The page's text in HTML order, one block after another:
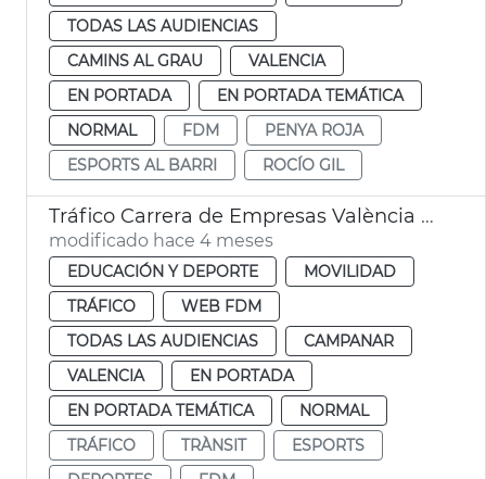
TODAS LAS AUDIENCIAS
CAMINS AL GRAU
VALENCIA
EN PORTADA
EN PORTADA TEMÁTICA
NORMAL
FDM
PENYA ROJA
ESPORTS AL BARRI
ROCÍO GIL
Tráfico Carrera de Empresas València 2026
modificado hace 4 meses
EDUCACIÓN Y DEPORTE
MOVILIDAD
TRÁFICO
WEB FDM
TODAS LAS AUDIENCIAS
CAMPANAR
VALENCIA
EN PORTADA
EN PORTADA TEMÁTICA
NORMAL
TRÁFICO
TRÀNSIT
ESPORTS